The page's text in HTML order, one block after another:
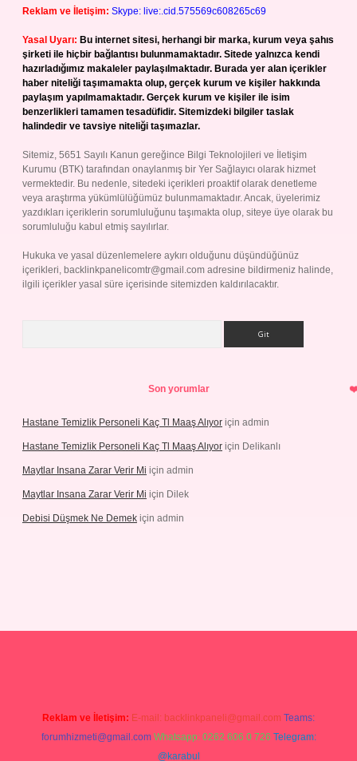
Reklam ve İletişim: Skype: live:.cid.575569c608265c69
Yasal Uyarı: Bu internet sitesi, herhangi bir marka, kurum veya şahıs
şirketi ile hiçbir bağlantısı bulunmamaktadır. Sitede yalnızca kendi
hazırladığımız makaleler paylaşılmaktadır. Burada yer alan içerikler
haber niteliği taşımamakta olup, gerçek kurum ve kişiler hakkında
paylaşım yapılmamaktadır. Gerçek kurum ve kişiler ile isim
benzerlikleri tamamen tesadüfidir. Sitemizdeki bilgiler taslak
halindedir ve tavsiye niteliği taşımazlar.
Sitemiz, 5651 Sayılı Kanun gereğince Bilgi Teknolojileri ve İletişim
Kurumu (BTK) tarafından onaylanmış bir Yer Sağlayıcı olarak hizmet
vermektedir. Bu nedenle, sitedeki içerikleri proaktif olarak denetleme
veya araştırma yükümlülüğümüz bulunmamaktadır. Ancak, üyelerimiz
yazdıkları içeriklerin sorumluluğunu taşımakta olup, siteye üye olarak bu
sorumluluğu kabul etmiş sayılırlar.
Hukuka ve yasal düzenlemelere aykırı olduğunu düşündüğünüz
içerikleri, backlinkpanelicomtr@gmail.com adresine bildirmeniz halinde,
ilgili içerikler yasal süre içerisinde sitemizden kaldırılacaktır.
Son yorumlar
Hastane Temizlik Personeli Kaç Tl Maaş Alıyor için admin
Hastane Temizlik Personeli Kaç Tl Maaş Alıyor için Delikanlı
Maytlar Insana Zarar Verir Mi için admin
Maytlar Insana Zarar Verir Mi için Dilek
Debisi Düşmek Ne Demek için admin
Reklam ve İletişim: E-mail: backlinkpaneli@gmail.com Teams:
forumhizmeti@gmail.com Whatsapp: 0262 606 0 726 Telegram:
@karabul